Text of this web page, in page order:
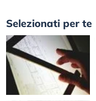
Selezionati per te